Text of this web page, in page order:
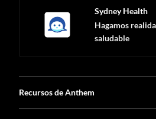
Sydney Health
Hagamos
saludable
Recursos de Anthem